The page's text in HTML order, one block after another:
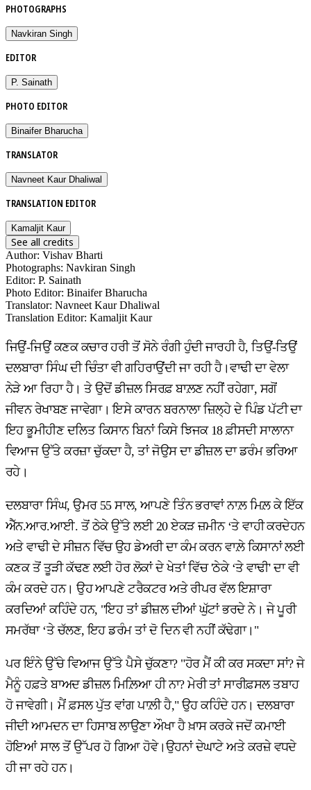
PHOTOGRAPHS
Navkiran Singh
EDITOR
P. Sainath
PHOTO EDITOR
Binaifer Bharucha
TRANSLATOR
Navneet Kaur Dhaliwal
TRANSLATION EDITOR
Kamaljit Kaur
See all credits
Author: Vishav Bharti
Photographs: Navkiran Singh
Editor: P. Sainath
Photo Editor: Binaifer Bharucha
Translator: Navneet Kaur Dhaliwal
Translation Editor: Kamaljit Kaur
ਜਿਉਂ-ਜਿਉਂ ਕਣਕ ਕਚਾਰ ਹਰੀ ਤੋਂ ਸੋਨੇ ਰੰਗੀ ਹੁੰਦੀ ਜਾਰਹੀ ਹੈ, ਤਿਉਂ-ਤਿਉਂ
ਦਲਬਾਰਾ ਸਿੰਘ ਦੀ ਚਿੰਤਾ ਵੀ ਗਹਿਰਾਉਂਦੀ ਜਾ ਰਹੀ ਹੈ।ਵਾਢੀ ਦਾ ਵੇਲਾ
ਨੇੜੇ ਆ ਰਿਹਾ ਹੈ। ਤੇ ਉਦੋਂ ਡੀਜ਼ਲ ਸਿਰਫ਼ ਬਾਲ਼ਣ ਨਹੀਂ ਰਹੇਗਾ, ਸਗੋਂ
ਜੀਵਨ ਰੇਖਾਬਣ ਜਾਵੇਗਾ। ਇਸੇ ਕਾਰਨ ਬਰਨਾਲਾ ਜ਼ਿਲ੍ਹੇ ਦੇ ਪਿੰਡ ਪੱਟੀ ਦਾ
ਇਹ ਭੂਮੀਹੀਣ ਦਲਿਤ ਕਿਸਾਨ ਬਿਨਾਂ ਕਿਸੇ ਝਿਜਕ 18 ਫ਼ੀਸਦੀ ਸਾਲਾਨਾ
ਵਿਆਜ ਉੱਤੇ ਕਰਜ਼ਾ ਚੁੱਕਦਾ ਹੈ, ਤਾਂ ਜੋਉਸ ਦਾ ਡੀਜ਼ਲ ਦਾ ਡਰੰਮ ਭਰਿਆ
ਰਹੇ।
ਦਲਬਾਰਾ ਸਿੰਘ, ਉਮਰ 55 ਸਾਲ, ਆਪਣੇ ਤਿੰਨ ਭਰਾਵਾਂ ਨਾਲ਼ ਮਿਲ਼ ਕੇ ਇੱਕ
ਐੱਨ.ਆਰ.ਆਈ. ਤੋਂ ਠੇਕੇ ਉੱਤੇ ਲਈ 20 ਏਕੜ ਜ਼ਮੀਨ ‘ਤੇ ਵਾਹੀ ਕਰਦੇਹਨ
ਅਤੇ ਵਾਢੀ ਦੇ ਸੀਜ਼ਨ ਵਿੱਚ ਉਹ ਡੇਅਰੀ ਦਾ ਕੰਮ ਕਰਨ ਵਾਲ਼ੇ ਕਿਸਾਨਾਂ ਲਈ
ਕਣਕ ਤੋਂ ਤੂੜੀ ਕੱਢਣ ਲਈ ਹੋਰ ਲੋਕਾਂ ਦੇ ਖੇਤਾਂ ਵਿੱਚ 'ਠੇਕੇ ‘ਤੇ ਵਾਢੀ' ਦਾ ਵੀ
ਕੰਮ ਕਰਦੇ ਹਨ। ਉਹ ਆਪਣੇ ਟਰੈਕਟਰ ਅਤੇ ਰੀਪਰ ਵੱਲ ਇਸ਼ਾਰਾ
ਕਰਦਿਆਂ ਕਹਿੰਦੇ ਹਨ, "ਇਹ ਤਾਂ ਡੀਜ਼ਲ ਦੀਆਂ ਘੁੱਟਾਂ ਭਰਦੇ ਨੇ। ਜੇ ਪੂਰੀ
ਸਮਰੱਥਾ ‘ਤੇ ਚੱਲਣ, ਇਹ ਡਰੰਮ ਤਾਂ ਦੋ ਦਿਨ ਵੀ ਨਹੀਂ ਕੱਢੇਗਾ।"
ਪਰ ਇੰਨੇ ਉੱਚੇ ਵਿਆਜ ਉੱਤੇ ਪੈਸੇ ਚੁੱਕਣਾ? "ਹੋਰ ਮੈਂ ਕੀ ਕਰ ਸਕਦਾ ਸਾਂ? ਜੇ
ਮੈਨੂੰ ਹਫ਼ਤੇ ਬਾਅਦ ਡੀਜ਼ਲ ਮਿਲ਼ਿਆ ਹੀ ਨਾ? ਮੇਰੀ ਤਾਂ ਸਾਰੀਫ਼ਸਲ ਤਬਾਹ
ਹੋ ਜਾਵੇਗੀ। ਮੈਂ ਫ਼ਸਲ ਪੁੱਤ ਵਾਂਗ ਪਾਲ਼ੀ ਹੈ," ਉਹ ਕਹਿੰਦੇ ਹਨ। ਦਲਬਾਰਾ
ਜੀਦੀ ਆਮਦਨ ਦਾ ਹਿਸਾਬ ਲਾਉਣਾ ਔਖਾ ਹੈ ਖ਼ਾਸ ਕਰਕੇ ਜਦੋਂ ਕਮਾਈ
ਹੋਇਆਂ ਸਾਲ ਤੋਂ ਉੱਪਰ ਹੋ ਗਿਆ ਹੋਵੇ।ਉਹਨਾਂ ਦੇਘਾਟੇ ਅਤੇ ਕਰਜ਼ੇ ਵਧਦੇ
ਹੀ ਜਾ ਰਹੇ ਹਨ।